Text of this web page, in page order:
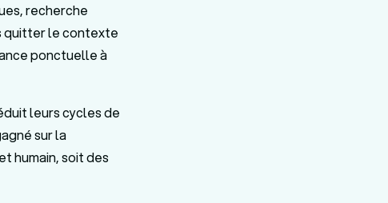
recherche
quitter le contexte
ponctuelle à
leurs cycles de
sur la
humain, soit des